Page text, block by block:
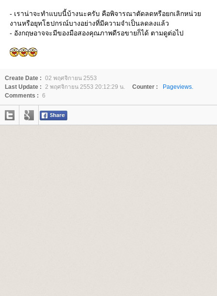
- เราน่าจะทำแบบนี้บ้างนะครับ คือพิจารณาตัดลดหรือยกเลิกหน่ว
งานหรือยุทโธปกรณ์บางอย่างที่มีความจำเป็นลดลงแล้ว
- อังกฤษอาจจะมีของมือสองคุณภาพดีรอขายก็ได้ ตามดูต่อไป
Create Date : 02 พฤศจิกายน 2553
Last Update : 2 พฤศจิกายน 2553 20:12:29 น. Counter :
Pageviews.
Comments : 6